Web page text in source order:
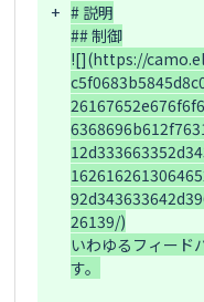
+ # 説明
## 制御
![](https://
26139/)
いわゆるフィード
す。